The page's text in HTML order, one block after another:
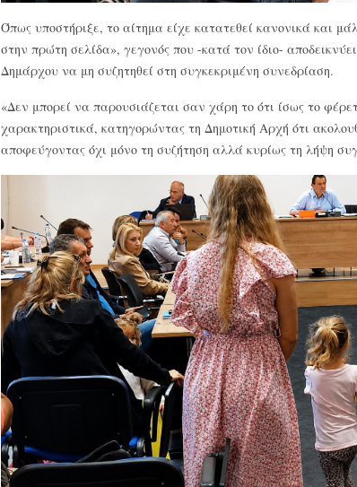
Όπως υποστήριξε, το αίτημα είχε κατατεθεί κανονικά και
στην πρώτη σελίδα», γεγονός που -κατά τον ίδιο-
Δημάρχου να μη συζητηθεί στη συγκεκριμένη συνεδρίαση.
«Δεν μπορεί να παρουσιάζεται σαν χάρη το ότι ίσως το
χαρακτηριστικά, κατηγορώντας τη Δημοτική Αρχή ότι
αποφεύγοντας όχι μόνο τη συζήτηση αλλά κυρίως τη λήψη